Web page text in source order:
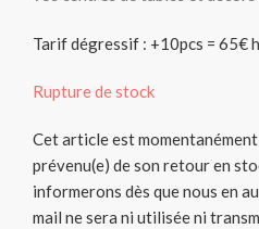
Tarif dégressif : +10pcs = 65€
Rupture de stock
Cet article est
prévenu(e) de son retour en
informerons dès que nous en
mail ne sera ni utilisée ni